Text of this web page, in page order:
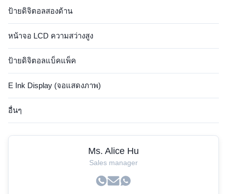
ป้ายดิจิตอลสองด้าน
หน้าจอ LCD ความสว่างสูง
ป้ายดิจิตอลแบ็คแพ็ค
E Ink Display (จอแสดงภาพ)
อื่นๆ
Ms. Alice Hu
Sales manager